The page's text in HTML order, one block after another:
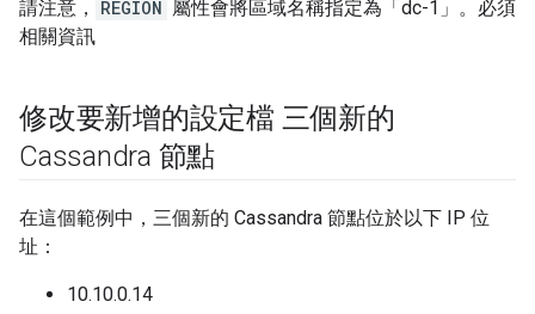
請注意， REGION 屬性會將區域名稱指定為「dc-1」。必須
相關資訊
修改要新增的設定檔 三個新的
Cassandra 節點
在這個範例中，三個新的 Cassandra 節點位於以下 IP 位
址：
10.10.0.14